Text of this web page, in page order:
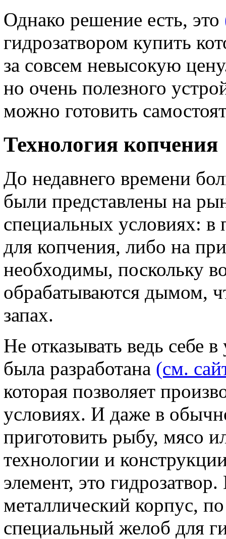
Однако решение есть, это
гидрозатвором купить
за совсем невысокую
но очень полезного
можно готовить
Технология копчения
До недавнего времени
были представлены на
специальных условиях:
для копчения, либо на
необходимы, поскольку
обрабатываются дымом,
запах.
Не отказывать ведь себе
была разработана (см.
которая позволяет
условиях. И даже в
приготовить рыбу, мясо
технологии и
элемент, это
металлический корпус,
специальный желоб для